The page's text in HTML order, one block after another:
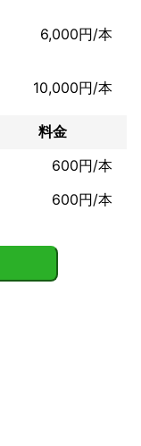
6,000円/本
10,000円/本
料金
600円/本
600円/本